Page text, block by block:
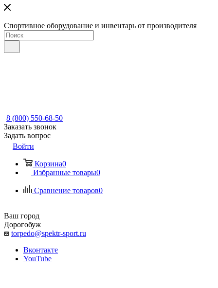
Спортивное оборудование и инвентарь от производителя
8 (800) 550-68-50
Заказать звонок
Задать вопрос
Войти
Корзина0
Избранные товары0
Сравнение товаров0
Ваш город
Дорогобуж
torpedo@spektr-sport.ru
Вконтакте
YouTube